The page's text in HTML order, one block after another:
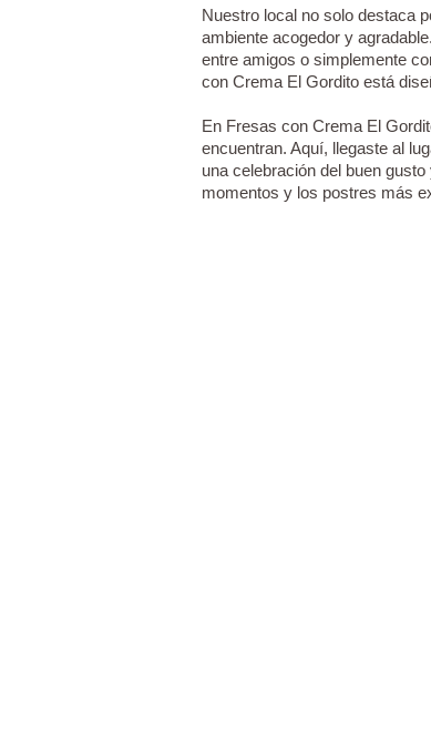
Nuestro local no solo destaca
ambiente acogedor y
entre amigos o simplemente
con Crema El Gordito está
En Fresas con Crema El
encuentran. Aquí, llegaste al
una celebración del buen
momentos y los postres más